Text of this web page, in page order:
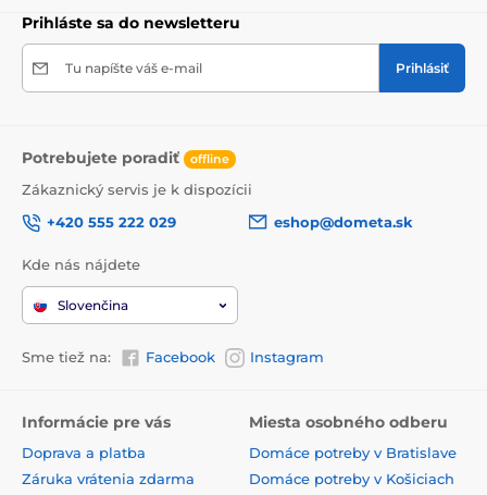
Prihláste sa do newsletteru
Tu napíšte váš e-mail Prihlásiť
Potrebujete poradiť offline
Zákaznický servis je k dispozícii
+420 555 222 029
eshop@dometa.sk
Kde nás nájdete
Slovenčina
Sme tiež na: Facebook Instagram
Informácie pre vás
Doprava a platba
Záruka vrátenia zdarma
Miesta osobného odberu
Domáce potreby v Bratislave
Domáce potreby v Košiciach